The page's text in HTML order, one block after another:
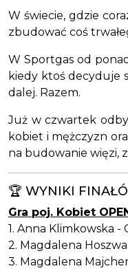
W świecie, gdzie
zbudować coś
W Sportgas od
kiedy ktoś decyduje
dalej. Razem.
Już w czwartek
kobiet i mężczyzn
na budowanie więzi,
🏆 WYNIKI
Gra poj. Kobiet
1. Anna Klimkowska -
2. Magdalena
3. Magdalena